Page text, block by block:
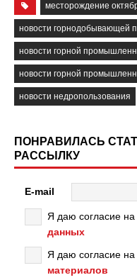
месторождение
новости горнодобывающей
новости горной
новости горной
новости недропользования
ПОНРАВИЛАСЬ
РАССЫЛКУ
E-mail
Я даю согласие на
данных
Я даю согласие на
материалов